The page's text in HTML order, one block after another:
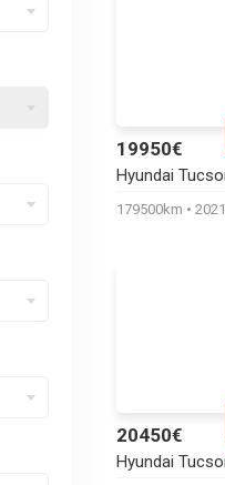
19950€
Hyundai
179500km 2021
20450€
Hyundai